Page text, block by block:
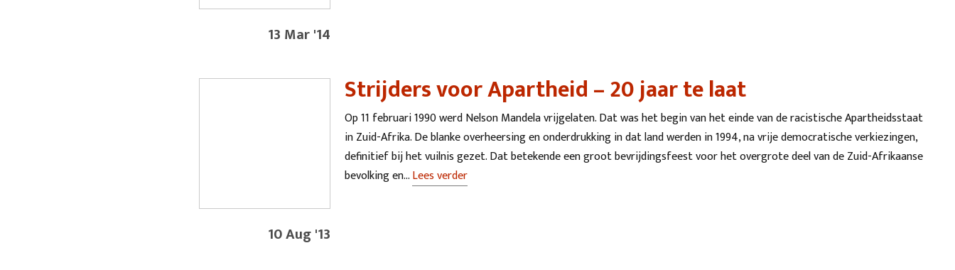
13 Mar '14
10 Aug '13
Strijders voor Apartheid – 20 jaar te laat
Op 11 februari 1990 werd Nelson Mandela vrijgelaten. Dat was het begin van het einde van de racistische Apartheidsstaat
in Zuid-Afrika. De blanke overheersing en onderdrukking in dat land werden in 1994, na vrije democratische verkiezingen,
definitief bij het vuilnis gezet. Dat betekende een groot bevrijdingsfeest voor het overgrote deel van de Zuid-Afrikaanse
bevolking en…Lees verder